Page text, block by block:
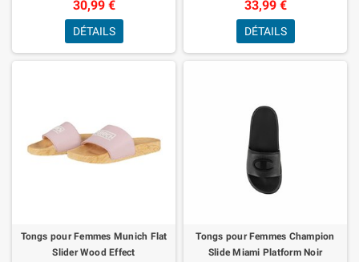
30,99 €
DÉTAILS
33,99 €
DÉTAILS
Tongs pour Femmes Munich Flat
Slider Wood Effect
Tongs pour Femmes Champion
Slide Miami Platform Noir